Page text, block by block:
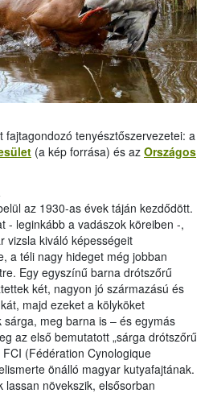
fajtagondozó tenyésztőszervezetei: a
(a kép forrása) és az Országos
az 1930-as évek táján kezdődött.
- leginkább a vadászok köreiben -,
vizsla kiváló képességeit
a téli nagy hideget még jobban
Egy egyszínű barna drótszőrű
két, nagyon jó származású és
majd ezeket a kölyköket
meg barna is – és egymás
az első bemutatott „sárga drótszőrű
(Fédération Cynologique
önálló magyar kutyafajtának.
lassan növekszik, elsősorban